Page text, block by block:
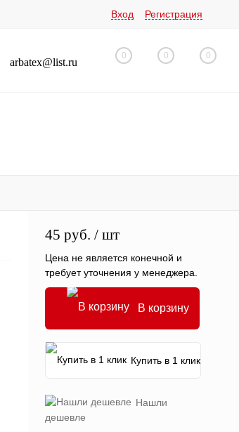
Вход Регистрация
arbatex@list.ru
0 0 0
45 руб. / шт
Цена не является конечной и
требует уточнения у менеджера.
В корзину
Купить в 1 клик
Нашли
дешевле